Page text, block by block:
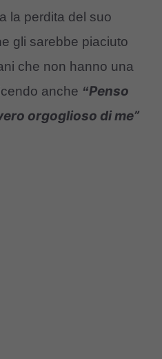
la perdita del suo
gli sarebbe piaciuto
che non hanno una
anche “Penso
orgoglioso di me”